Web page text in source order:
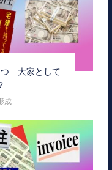
つ 大家として
成